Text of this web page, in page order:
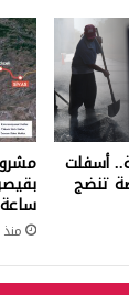
أسفلت
تنضج
ساعة و45
منذ 56 دقيقة